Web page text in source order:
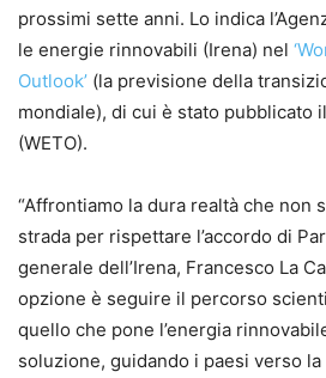
prossimi sette anni. Lo indica
le energie rinnovabili (Irena) nel
Outlook’ (la previsione della
mondiale), di cui è stato pubblicato
(WETO).
“Affrontiamo la dura realtà che non
strada per rispettare l’accordo di
generale dell’Irena, Francesco La
opzione è seguire il percorso
quello che pone l’energia
soluzione, guidando i paesi verso